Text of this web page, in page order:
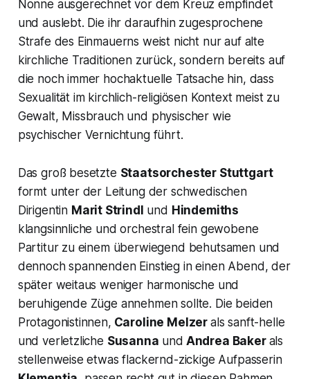
Nonne ausgerechnet vor dem Kreuz empfindet
und auslebt. Die ihr daraufhin zugesprochene
Strafe des Einmauerns weist nicht nur auf alte
kirchliche Traditionen zurück, sondern bereits auf
die noch immer hochaktuelle Tatsache hin, dass
Sexualität im kirchlich-religiösen Kontext meist zu
Gewalt, Missbrauch und physischer wie
psychischer Vernichtung führt.
Das groß besetzte Staatsorchester Stuttgart
formt unter der Leitung der schwedischen
Dirigentin Marit Strindl und Hindemiths
klangsinnliche und orchestral fein gewobene
Partitur zu einem überwiegend behutsamen und
dennoch spannenden Einstieg in einen Abend, der
später weitaus weniger harmonische und
beruhigende Züge annehmen sollte. Die beiden
Protagonistinnen, Caroline Melzer als sanft-helle
und verletzliche Susanna und Andrea Baker als
stellenweise etwas flackernd-zickige Aufpasserin